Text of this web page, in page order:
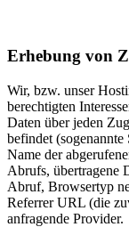
Erhebung von
Wir, bzw. unser
berechtigten
Daten über jeden
befindet
Name der
Abrufs, übertragene
Abruf, Browsertyp
Referrer URL (die
anfragende Provider.